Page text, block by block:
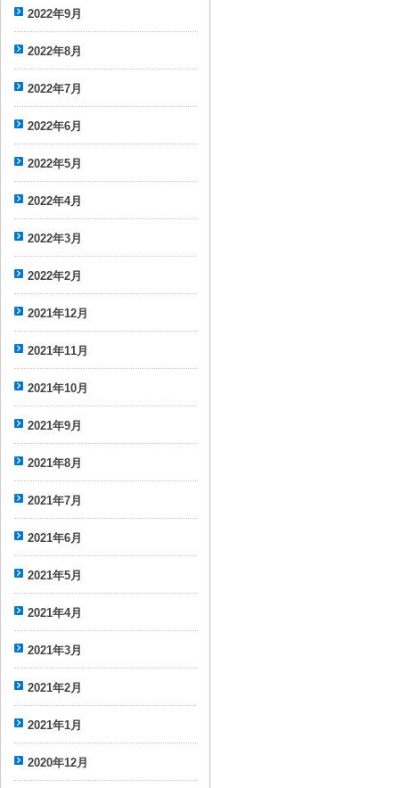
2022年9月
2022年8月
2022年7月
2022年6月
2022年5月
2022年4月
2022年3月
2022年2月
2021年12月
2021年11月
2021年10月
2021年9月
2021年8月
2021年7月
2021年6月
2021年5月
2021年4月
2021年3月
2021年2月
2021年1月
2020年12月